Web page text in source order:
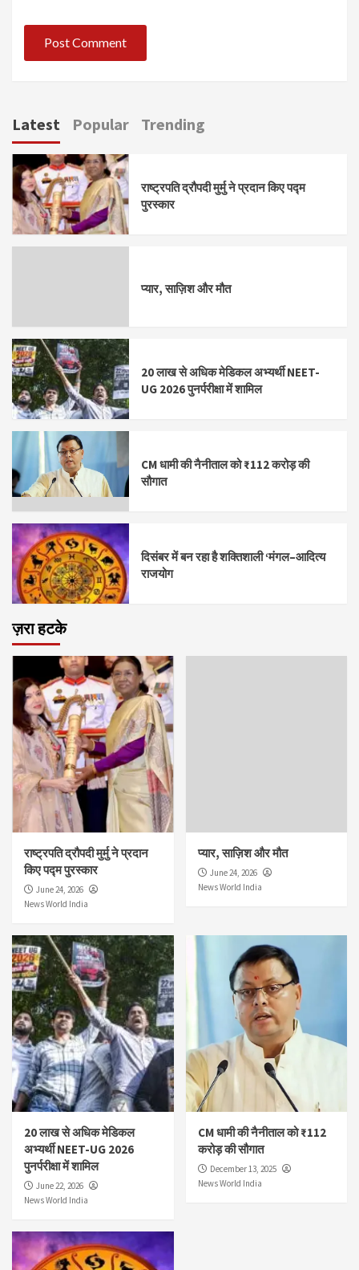
Latest Popular Trending
राष्ट्रपति द्रौपदी मुर्मु ने प्रदान किए पद्म
पुरस्कार
प्यार, साज़िश और मौत
20 लाख से अधिक मेडिकल अभ्यर्थी NEET-
UG 2026 पुनर्परीक्षा में शामिल
CM धामी की नैनीताल को ₹112 करोड़ की
सौगात
दिसंबर में बन रहा है शक्तिशाली ‘मंगल–आदित्य
राजयोग
ज़रा हटके
राष्ट्रपति द्रौपदी मुर्मु ने प्रदान
किए पद्म पुरस्कार
June 24, 2026
News World India
प्यार, साज़िश और मौत
June 24, 2026
News World India
20 लाख से अधिक मेडिकल
अभ्यर्थी NEET-UG 2026
पुनर्परीक्षा में शामिल
June 22, 2026
News World India
CM धामी की नैनीताल को ₹112
करोड़ की सौगात
December 13, 2025
News World India